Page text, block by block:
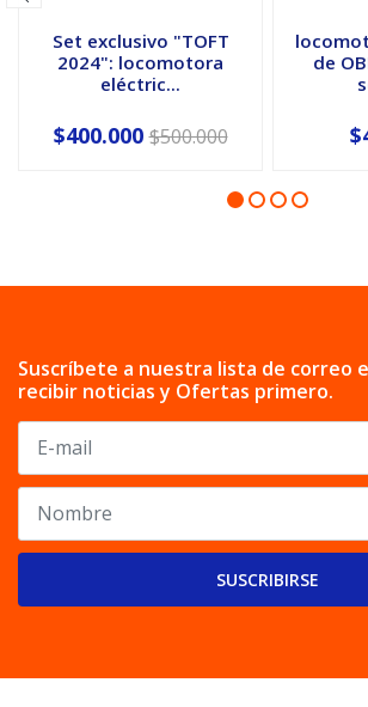
Set exclusivo "TOFT
2024": locomotora
eléctric...
$400.000 $500.000
de
Suscríbete a nuestra lista de correo
recibir noticias y Ofertas primero.
SUSCRIBIRSE